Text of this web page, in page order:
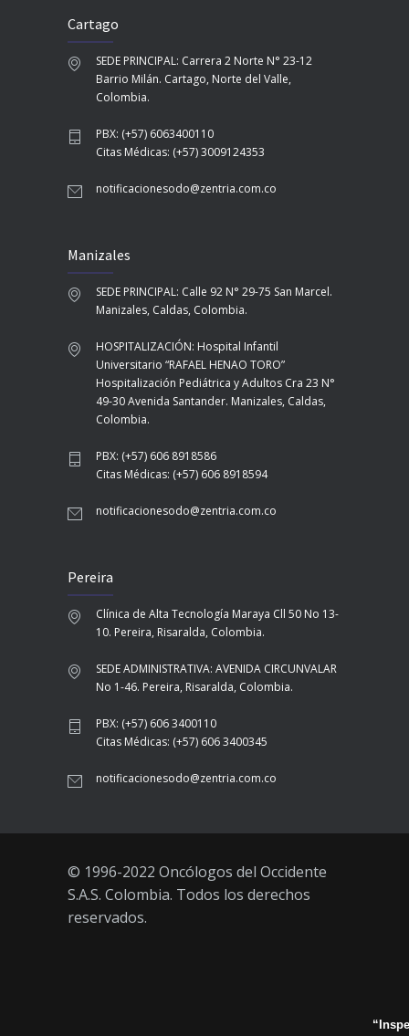
Cartago
SEDE PRINCIPAL: Carrera 2 Norte N° 23-12
Barrio Milán. Cartago, Norte del Valle,
Colombia.
PBX: (+57) 6063400110
Citas Médicas: (+57) 3009124353
notificacionesodo@zentria.com.co
Manizales
SEDE PRINCIPAL: Calle 92 N° 29-75 San Marcel.
Manizales, Caldas, Colombia.
HOSPITALIZACIÓN: Hospital Infantil
Universitario “RAFAEL HENAO TORO”
Hospitalización Pediátrica y Adultos Cra 23 N°
49-30 Avenida Santander. Manizales, Caldas,
Colombia.
PBX: (+57) 606 8918586
Citas Médicas: (+57) 606 8918594
notificacionesodo@zentria.com.co
Pereira
Clínica de Alta Tecnología Maraya Cll 50 No 13-
10. Pereira, Risaralda, Colombia.
SEDE ADMINISTRATIVA: AVENIDA CIRCUNVALAR
No 1-46. Pereira, Risaralda, Colombia.
PBX: (+57) 606 3400110
Citas Médicas: (+57) 606 3400345
notificacionesodo@zentria.com.co
© 1996-2022 Oncólogos del Occidente
S.A.S. Colombia. Todos los derechos
reservados.